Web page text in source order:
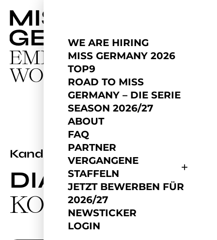
WE ARE HIRING
MISS GERMANY 2026
TOP9
ROAD TO MISS
GERMANY – DIE SERIE
SEASON 2026/27
ABOUT
FAQ
PARTNER
VERGANGENE
STAFFELN
JETZT BEWERBEN FÜR
2026/27
NEWSTICKER
LOGIN
Kandidatin2022
DIANA
KOMUGISHA